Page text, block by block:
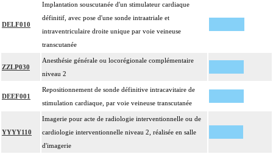
DELF010
Implantation souscutanée d'un stimulateur cardiaque
définitif, avec pose d'une sonde intraatriale et
intraventriculaire droite unique par voie veineuse
transcutanée
ZZLP030
Anesthésie générale ou locorégionale complémentaire
niveau 2
DEEF001
Repositionnement de sonde définitive intracavitaire de
stimulation cardiaque, par voie veineuse transcutanée
YYYY110
Imagerie pour acte de radiologie interventionnelle ou de
cardiologie interventionnelle niveau 2, réalisée en salle
d'imagerie